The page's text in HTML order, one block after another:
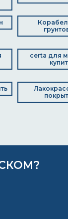
certa для